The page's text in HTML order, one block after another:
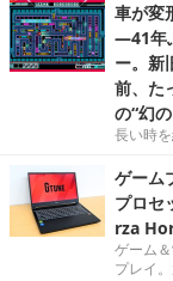
車が変
―41年
ー。新
前、た
の“幻
長い時
ゲーム
プロセ
rza
ゲーム
プレイ